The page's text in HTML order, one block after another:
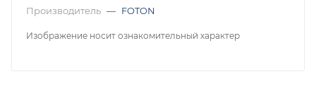
Производитель — FOTON
Изображение носит ознакомительный характер